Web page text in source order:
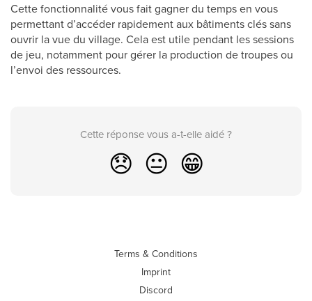
Cette fonctionnalité vous fait gagner du temps en vous
permettant d’accéder rapidement aux bâtiments clés sans
ouvrir la vue du village. Cela est utile pendant les sessions
de jeu, notamment pour gérer la production de troupes ou
l’envoi des ressources.
Cette réponse vous a-t-elle aidé ?
😞 😐 😁
Terms & Conditions
Imprint
Discord